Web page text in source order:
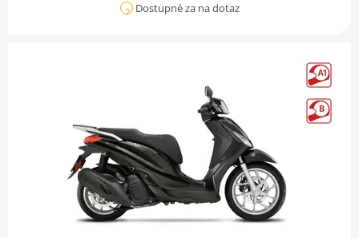
Dostupné za na dotaz